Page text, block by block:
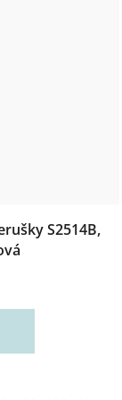
S2514B,